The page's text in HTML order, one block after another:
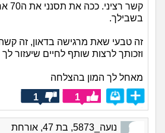
קשר
בשבילך.
זה טבעי שאת מרגישה בדאון, זה
וזכותך לרצות שותף לחיים שיעזור
מאחל לך המון בהצלחה
1
1
נועה_5873, בת 47, אורחת